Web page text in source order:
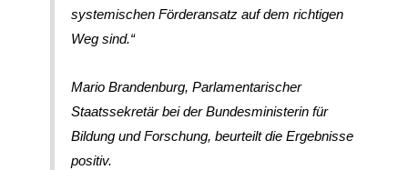
systemischen Förderansatz auf dem richtigen
Weg sind.“
Mario Brandenburg, Parlamentarischer
Staatssekretär bei der Bundesministerin für
Bildung und Forschung, beurteilt die Ergebnisse
positiv.